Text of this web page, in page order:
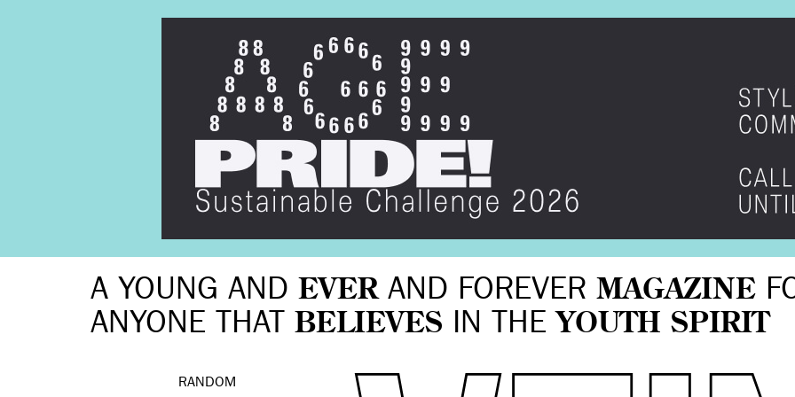
A YOUNG AND EVERAND FOREVER MAGAZINE
ANYONE THAT BELIEVES IN THE YOUTH SPIRIT
RANDOM